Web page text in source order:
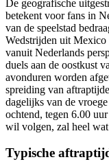
De geografische
betekent voor fans in
van de speelstad
Wedstrijden uit Mexico
vanuit Nederlands
duels aan de oostkust
avonduren worden
spreiding van
dagelijks van de
ochtend, tegen 6.00
wil volgen, zal heel wat
Typische